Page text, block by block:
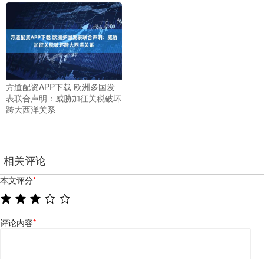
方道配资APP下载 欧洲多国发
表联合声明：威胁加征关税破坏
跨大西洋关系
相关评论
本文评分*
评论内容*